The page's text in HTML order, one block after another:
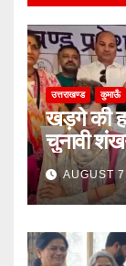
उत्तराखण्ड कुमाऊँ
खड़गे की
चुनावी
AUGUST